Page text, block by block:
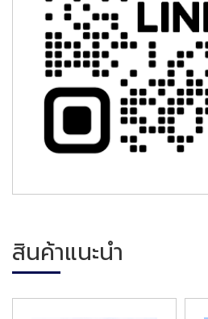
สินค้าแนะนำ